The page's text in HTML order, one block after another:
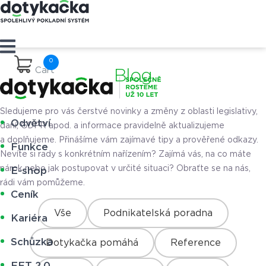
Cart
Odvětví
Funkce
E-shop
Ceník
Kariéra
Schůzka
Blog
Sledujeme pro vás čerstvé novinky a změny z oblasti legislativy,
daní, GDPR apod. a informace pravidelně aktualizujeme
a doplňujeme. Přinášíme vám zajímavé tipy a prověřené odkazy.
Nevíte si rady s konkrétním nařízením? Zajímá vás, na co máte
nárok nebo jak postupovat v určité situaci? Obraťte se na nás,
rádi vám pomůžeme.
Vše Podnikatelská poradna
Dotykačka pomáhá Reference